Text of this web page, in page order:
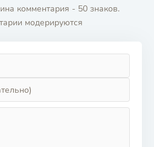
комментария - 50 знаков.
модерируются